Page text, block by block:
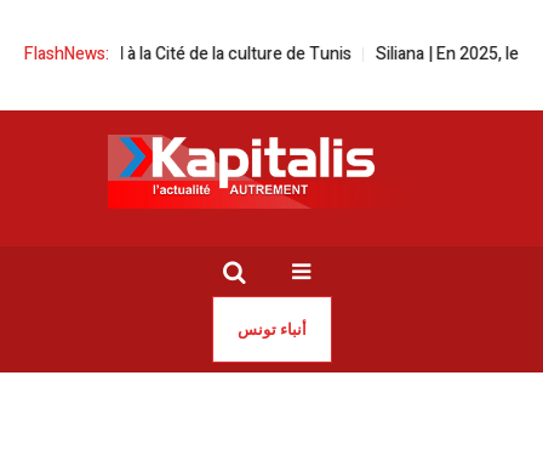
FlashNews:
festival à la Cité de la culture de Tunis Siliana | En 2025, les
أنباء تونس